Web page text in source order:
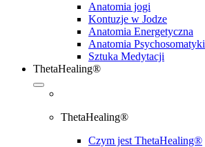
Anatomia jogi
Kontuzje w Jodze
Anatomia Energetyczna
Anatomia Psychosomatyki
Sztuka Medytacji
ThetaHealing®
ThetaHealing®
Czym jest ThetaHealing®